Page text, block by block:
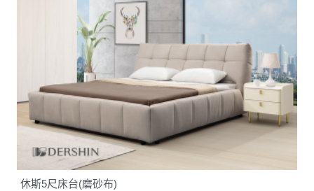
休斯5尺床台(磨砂布)